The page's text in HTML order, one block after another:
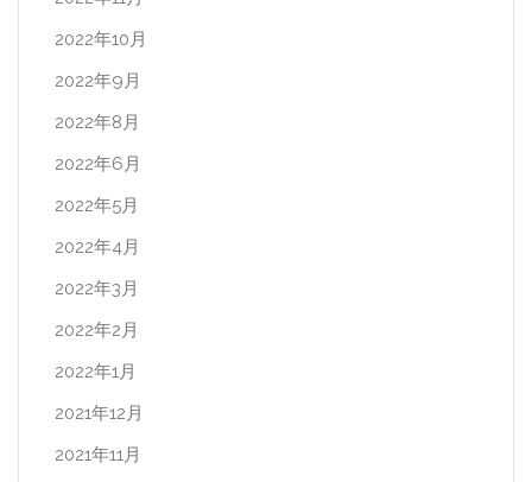
2022年10月
2022年9月
2022年8月
2022年6月
2022年5月
2022年4月
2022年3月
2022年2月
2022年1月
2021年12月
2021年11月